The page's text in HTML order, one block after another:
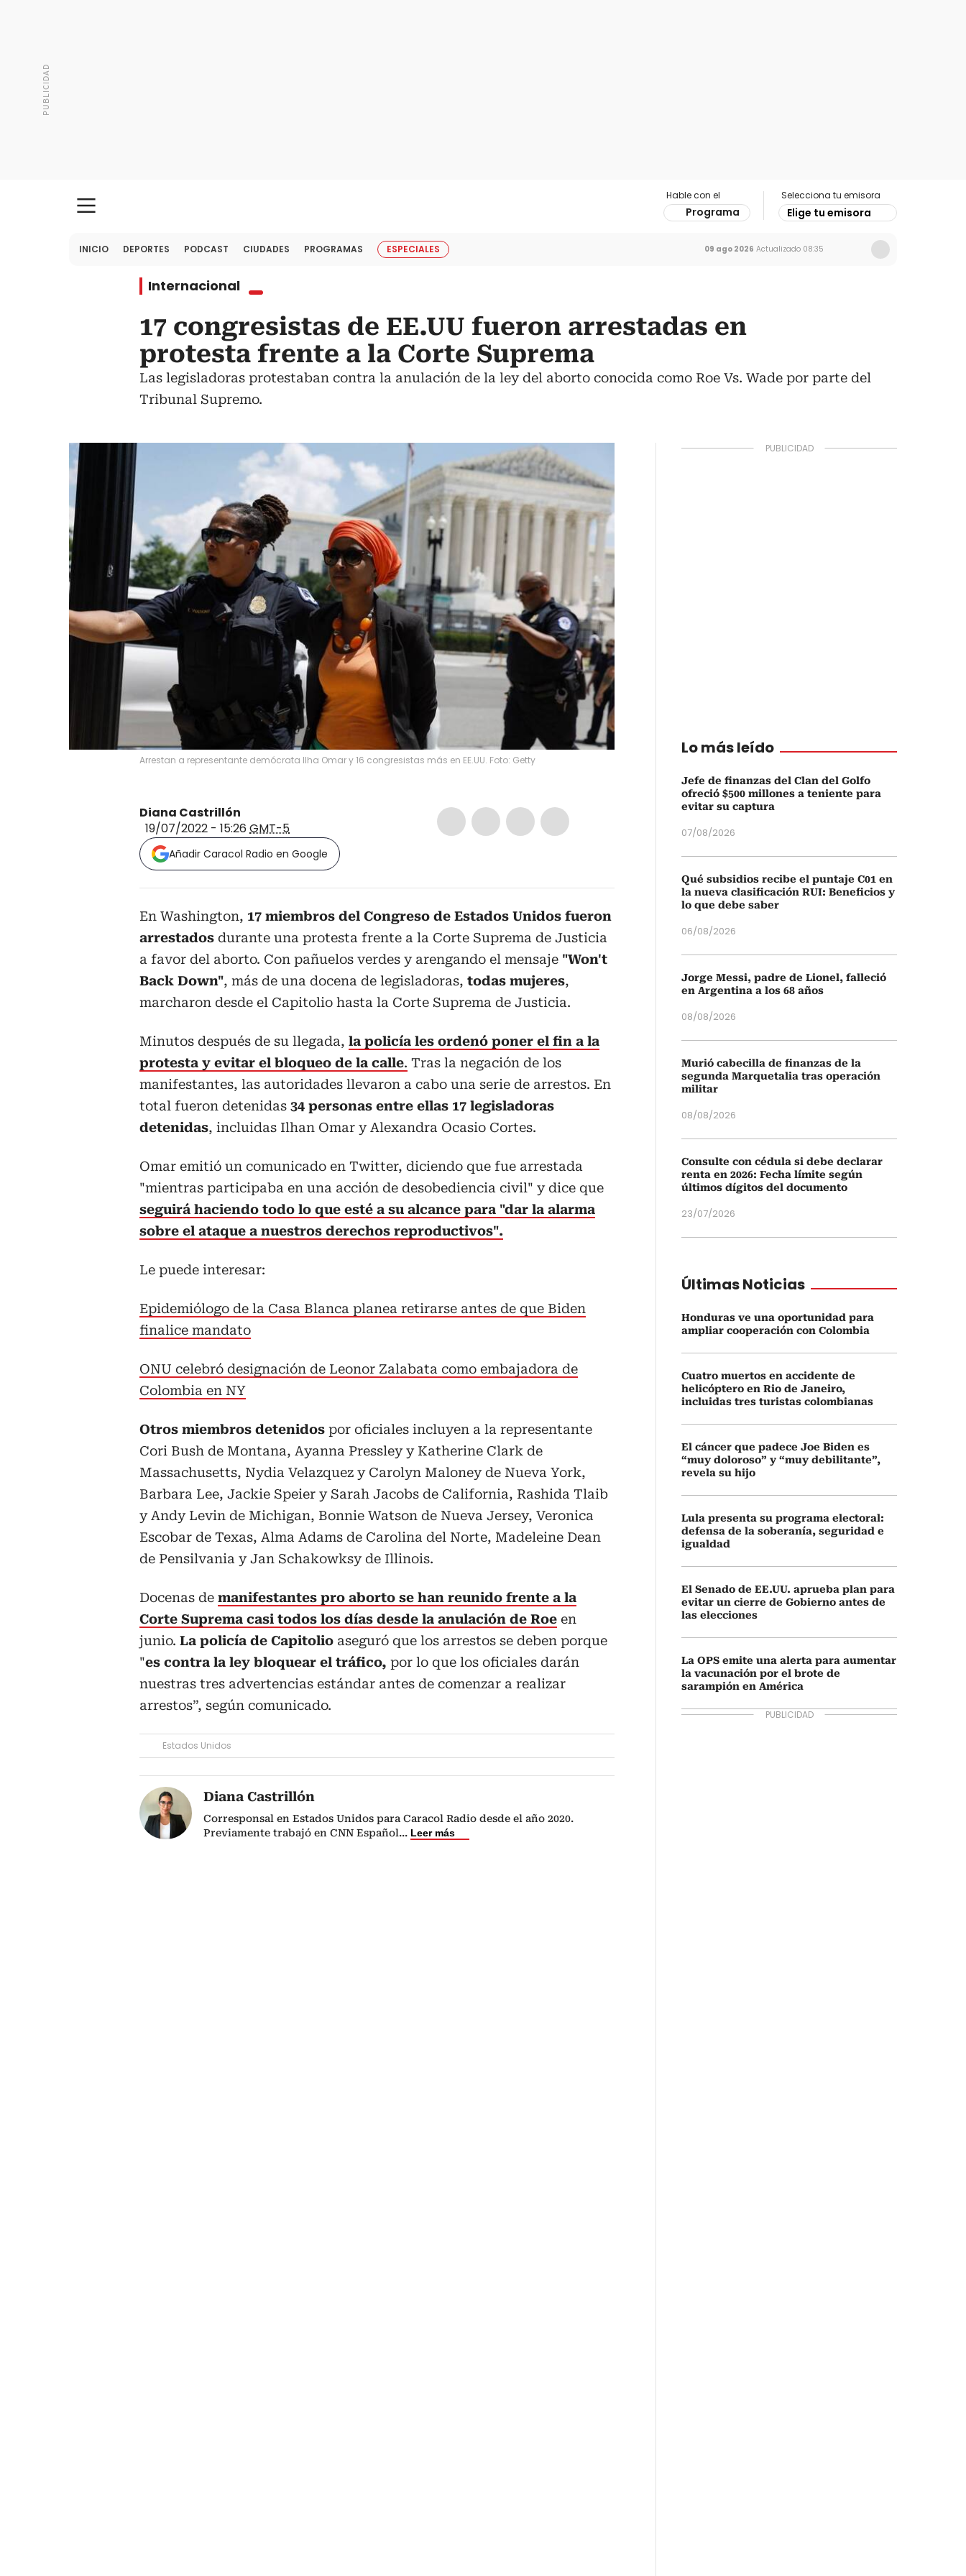
Hable con el
Programa
Selecciona tu emisora
Elige tu emisora
INICIO DEPORTES PODCAST CIUDADES PROGRAMAS ESPECIALES 09 ago 2026 Actualizado 08:35
Internacional
17 congresistas de EE.UU fueron arrestadas en
protesta frente a la Corte Suprema
Las legisladoras protestaban contra la anulación de la ley del aborto conocida como Roe Vs. Wade por parte del
Tribunal Supremo.
Arrestan a representante demócrata Ilha Omar y 16 congresistas más en EE.UU. Foto: Getty
Diana Castrillón
19/07/2022 - 15:26 GMT-5
Añadir Caracol Radio en Google
En Washington, 17 miembros del Congreso de Estados Unidos fueron
arrestados durante una protesta frente a la Corte Suprema de Justicia
a favor del aborto. Con pañuelos verdes y arengando el mensaje "Won't
Back Down", más de una docena de legisladoras, todas mujeres,
marcharon desde el Capitolio hasta la Corte Suprema de Justicia.
Minutos después de su llegada, la policía les ordenó poner el fin a la
protesta y evitar el bloqueo de la calle. Tras la negación de los
manifestantes, las autoridades llevaron a cabo una serie de arrestos. En
total fueron detenidas 34 personas entre ellas 17 legisladoras
detenidas, incluidas Ilhan Omar y Alexandra Ocasio Cortes.
Omar emitió un comunicado en Twitter, diciendo que fue arrestada
"mientras participaba en una acción de desobediencia civil" y dice que
seguirá haciendo todo lo que esté a su alcance para "dar la alarma
sobre el ataque a nuestros derechos reproductivos".
Le puede interesar:
Epidemiólogo de la Casa Blanca planea retirarse antes de que Biden
finalice mandato
ONU celebró designación de Leonor Zalabata como embajadora de
Colombia en NY
Otros miembros detenidos por oficiales incluyen a la representante
Cori Bush de Montana, Ayanna Pressley y Katherine Clark de
Massachusetts, Nydia Velazquez y Carolyn Maloney de Nueva York,
Barbara Lee, Jackie Speier y Sarah Jacobs de California, Rashida Tlaib
y Andy Levin de Michigan, Bonnie Watson de Nueva Jersey, Veronica
Escobar de Texas, Alma Adams de Carolina del Norte, Madeleine Dean
de Pensilvania y Jan Schakowksy de Illinois.
Docenas de manifestantes pro aborto se han reunido frente a la
Corte Suprema casi todos los días desde la anulación de Roe en
junio. La policía de Capitolio aseguró que los arrestos se deben porque
"es contra la ley bloquear el tráfico, por lo que los oficiales darán
nuestras tres advertencias estándar antes de comenzar a realizar
arrestos”, según comunicado.
Estados Unidos
Diana Castrillón
Corresponsal en Estados Unidos para Caracol Radio desde el año 2020.
Previamente trabajó en CNN Español... Leer más
Lo más leído
Jefe de finanzas del Clan del Golfo
ofreció $500 millones a teniente para
evitar su captura
07/08/2026
Qué subsidios recibe el puntaje C01 en
la nueva clasificación RUI: Beneficios y
lo que debe saber
06/08/2026
Jorge Messi, padre de Lionel, falleció
en Argentina a los 68 años
08/08/2026
Murió cabecilla de finanzas de la
segunda Marquetalia tras operación
militar
08/08/2026
Consulte con cédula si debe declarar
renta en 2026: Fecha límite según
últimos dígitos del documento
23/07/2026
Últimas Noticias
Honduras ve una oportunidad para
ampliar cooperación con Colombia
Cuatro muertos en accidente de
helicóptero en Rio de Janeiro,
incluidas tres turistas colombianas
El cáncer que padece Joe Biden es
“muy doloroso” y “muy debilitante”,
revela su hijo
Lula presenta su programa electoral:
defensa de la soberanía, seguridad e
igualdad
El Senado de EE.UU. aprueba plan para
evitar un cierre de Gobierno antes de
las elecciones
La OPS emite una alerta para aumentar
la vacunación por el brote de
sarampión en América